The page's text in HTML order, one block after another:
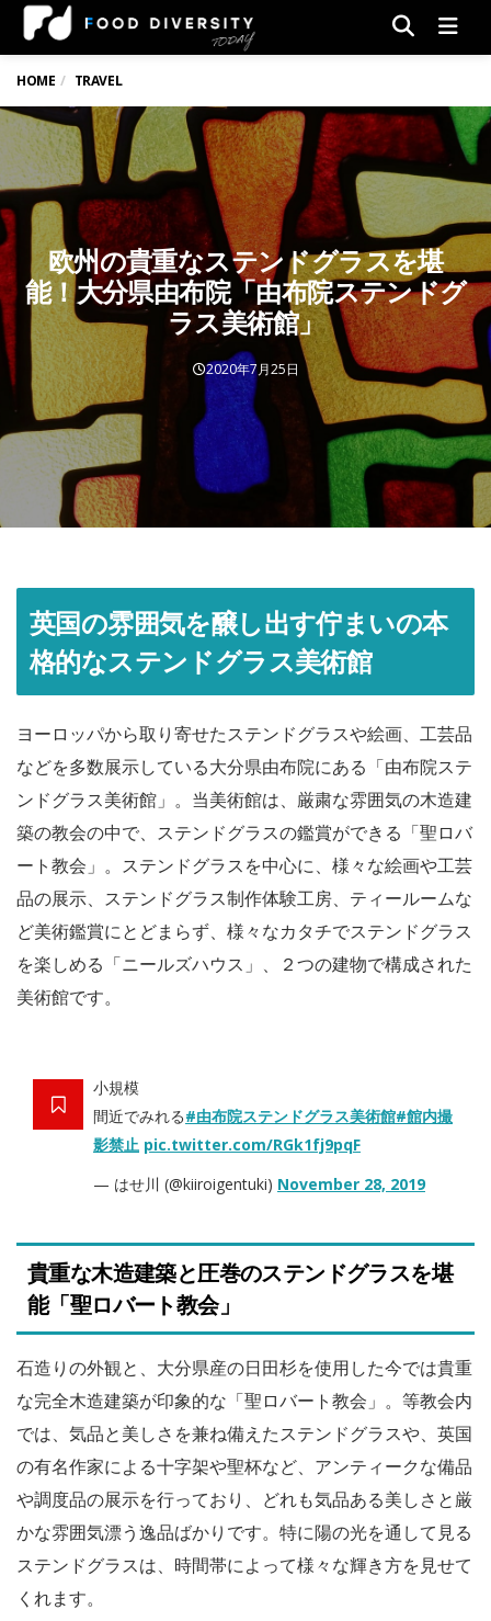
HOME TRAVEL
欧州の貴重なステンドグラスを堪
能！大分県由布院「由布院ステンドグ
ラス美術館」
2020年7月25日
英国の雰囲気を醸し出す佇まいの本
格的なステンドグラス美術館
ヨーロッパから取り寄せたステンドグラスや絵画、工芸品
などを多数展示している大分県由布院にある「由布院ステ
ンドグラス美術館」。当美術館は、厳粛な雰囲気の木造建
築の教会の中で、ステンドグラスの鑑賞ができる「聖ロバ
ート教会」。ステンドグラスを中心に、様々な絵画や工芸
品の展示、ステンドグラス制作体験工房、ティールームな
ど美術鑑賞にとどまらず、様々なカタチでステンドグラス
を楽しめる「ニールズハウス」、２つの建物で構成された
美術館です。
小規模
間近でみれる#由布院ステンドグラス美術館#館内撮
影禁止 pic.twitter.com/RGk1fj9pqF
— はせ川 (@kiiroigentuki) November 28, 2019
貴重な木造建築と圧巻のステンドグラスを堪
能「聖ロバート教会」
石造りの外観と、大分県産の日田杉を使用した今では貴重
な完全木造建築が印象的な「聖ロバート教会」。等教会内
では、気品と美しさを兼ね備えたステンドグラスや、英国
の有名作家による十字架や聖杯など、アンティークな備品
や調度品の展示を行っており、どれも気品ある美しさと厳
かな雰囲気漂う逸品ばかりです。特に陽の光を通して見る
ステンドグラスは、時間帯によって様々な輝き方を見せて
くれます。